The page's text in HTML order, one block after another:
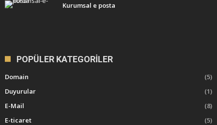
Kurumsal e posta
POPÜLER KATEGORILER
Domain
(5)
Duyurular
(1)
E-Mail
(8)
E-ticaret
(5)